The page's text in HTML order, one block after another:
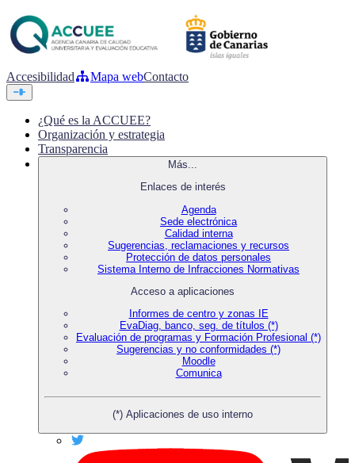
Accesibilidad Mapa webContacto
¿Qué es la ACCUEE?
Organización y estrategia
Transparencia
Más...
Enlaces de interés
Agenda
Sede electrónica
Calidad interna
Sugerencias, reclamaciones y recursos
Protección de datos personales
Sistema Interno de Infracciones Normativas
Acceso a aplicaciones
Informes de centro y zonas IE
EvaDiag, banco, seg. de títulos (*)
Evaluación de programas y Formación Profesional (*)
Sugerencias y no conformidades (*)
Moodle
Comunica
(*) Aplicaciones de uso interno